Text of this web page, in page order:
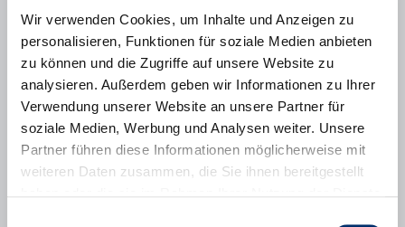
Wir verwenden Cookies, um Inhalte und Anzeigen zu
personalisieren, Funktionen für soziale Medien anbieten
zu können und die Zugriffe auf unsere Website zu
analysieren. Außerdem geben wir Informationen zu Ihrer
Verwendung unserer Website an unsere Partner für
soziale Medien, Werbung und Analysen weiter. Unsere
Partner führen diese Informationen möglicherweise mit
weiteren Daten zusammen, die Sie ihnen bereitgestellt
Mitarbeiter der Polizei vorbereitet. Sie erhalten 4,50 €
Aufwandsentschädigung pro Einsatz.
Zeitaufwand:
1/2 Stunde pro Einsatz
Einsätze während der Schulzeit nach Absprache täglich
morgens und/oder mittags oder auch nur an einzelnen